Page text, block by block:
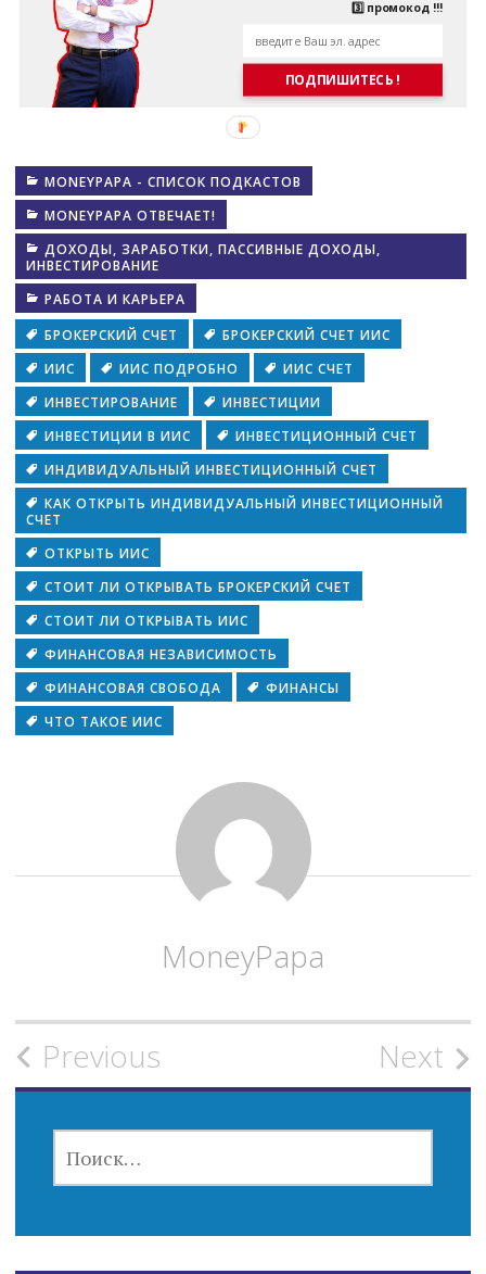
ПОДПИШИТЕСЬ !
3️⃣ промокод !!!
MONEYPAPA - СПИСОК ПОДКАСТОВ
MONEYPAPA ОТВЕЧАЕТ!
ДОХОДЫ, ЗАРАБОТКИ, ПАССИВНЫЕ ДОХОДЫ,
ИНВЕСТИРОВАНИЕ
РАБОТА И КАРЬЕРА
БРОКЕРСКИЙ СЧЕТ
БРОКЕРСКИЙ СЧЕТ ИИС
ИИС
ИИС ПОДРОБНО
ИИС СЧЕТ
ИНВЕСТИРОВАНИЕ
ИНВЕСТИЦИИ
ИНВЕСТИЦИИ В ИИС
ИНВЕСТИЦИОННЫЙ СЧЕТ
ИНДИВИДУАЛЬНЫЙ ИНВЕСТИЦИОННЫЙ СЧЕТ
КАК ОТКРЫТЬ ИНДИВИДУАЛЬНЫЙ ИНВЕСТИЦИОННЫЙ
СЧЕТ
ОТКРЫТЬ ИИС
СТОИТ ЛИ ОТКРЫВАТЬ БРОКЕРСКИЙ СЧЕТ
СТОИТ ЛИ ОТКРЫВАТЬ ИИС
ФИНАНСОВАЯ НЕЗАВИСИМОСТЬ
ФИНАНСОВАЯ СВОБОДА
ФИНАНСЫ
ЧТО ТАКОЕ ИИС
MoneyPapa
Post
navigation
Previous Next